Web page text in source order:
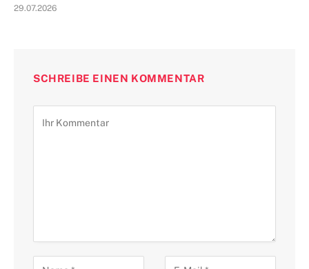
29.07.2026
SCHREIBE EINEN KOMMENTAR